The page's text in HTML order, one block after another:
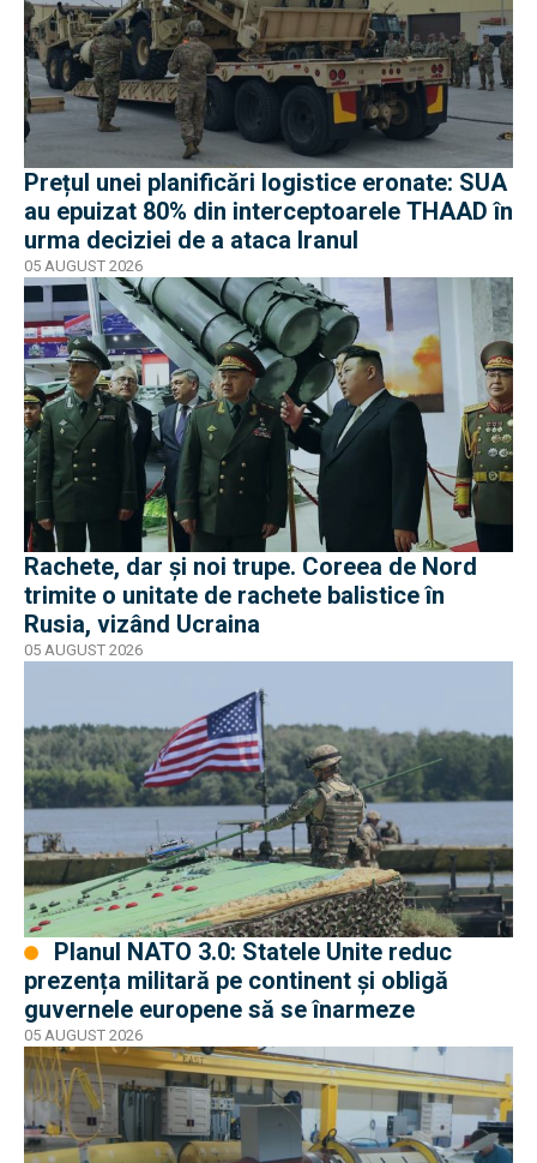
Prețul unei planificări logistice eronate: SUA
au epuizat 80% din interceptoarele THAAD în
urma deciziei de a ataca Iranul
05 AUGUST 2026
Rachete, dar și noi trupe. Coreea de Nord
trimite o unitate de rachete balistice în
Rusia, vizând Ucraina
05 AUGUST 2026
prezența militară pe continent și obligă
guvernele europene să se înarmeze
05 AUGUST 2026